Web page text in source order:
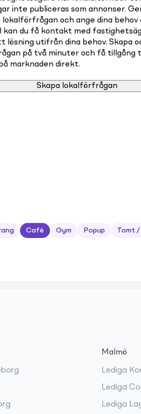
inte publiceras som annonser.
lokalförfrågan och ange dina behov
kan du få kontakt med
lösning utifrån dina behov. Skapa
på två minuter och få tillgång
marknaden direkt.
Skapa lokalförfrågan
Café Gym Popup Tomt /
Malmö
Lediga
Lediga
Lediga